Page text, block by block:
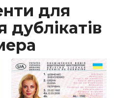
для
дублікатів